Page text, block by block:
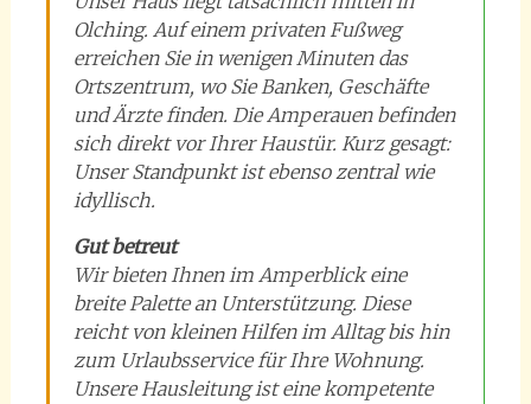
Olching. Auf einem privaten Fußweg
erreichen Sie in wenigen Minuten das
Ortszentrum, wo Sie Banken, Geschäfte
und Ärzte finden. Die Amperauen befinden
sich direkt vor Ihrer Haustür. Kurz gesagt:
Unser Standpunkt ist ebenso zentral wie
idyllisch.
Gut betreut
Wir bieten Ihnen im Amperblick eine
breite Palette an Unterstützung. Diese
reicht von kleinen Hilfen im Alltag bis hin
zum Urlaubsservice für Ihre Wohnung.
Unsere Hausleitung ist eine kompetente